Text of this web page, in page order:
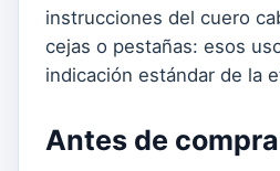
instrucciones del cuero
cejas o pestañas: esos
indicación estándar de la
Antes de